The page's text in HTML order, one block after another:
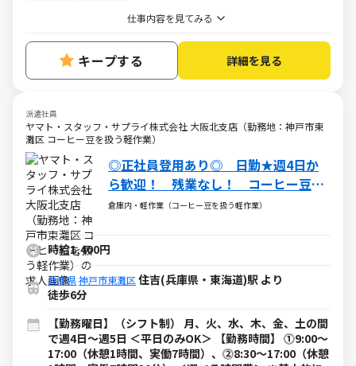
仕事内容を見てみる
キープする 詳細を見る
派遣社員
ヤマト・スタッフ・サプライ株式会社 大阪北支店（勤務地：神戸市東
灘区 コーヒー豆を扱う軽作業）
◎正社員登用あり◎ 日勤★週4日か
ら歓迎！ 残業なし！ コーヒー豆を
扱う軽作業
倉庫内・軽作業（コーヒー豆を扱う軽作業）
時給1,400円
兵庫県神戸市東灘区 住吉(兵庫県・東海道)駅 より
徒歩6分
【勤務曜日】（シフト制） 月、火、水、木、金、土の間
で週4日～週5日 ＜平日のみOK＞ 【勤務時間】 ⓵9:00～
17:00（休憩1時間、実働7時間）、⓶8:30～17:00（休憩